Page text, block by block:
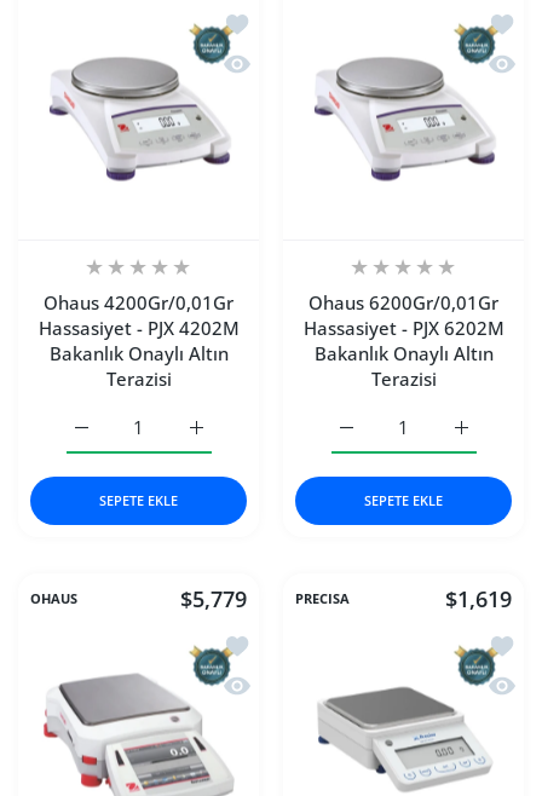
İstek listesine ekle Ohaus 4200Gr/
Hızlı Görünüm Ohaus 4200Gr/0,01Gr
Ohaus 4200Gr/0,01Gr
Hassasiyet - PJX 4202M
Bakanlık Onaylı Altın
Terazisi
Ohaus 4200Gr/0,01Gr Hassasiyet - PJX
Ohaus 4200Gr/0,01Gr Hassasiyet - PJX 4202M
SEPETE EKLE
İstek
Hızlı
Ohaus 6200Gr/0,01Gr
Hassasiyet - PJX 6202M
Bakanlık Onaylı Altın
Terazisi
Ohaus
Ohaus 6200Gr/0,01Gr
SEPETE EKLE
OHAUS $5,779
İstek listesine ekle Ohaus 10200Gr/
Hızlı Görünüm Ohaus 10200Gr/
PRECISA $1,619
İstek
Hızlı